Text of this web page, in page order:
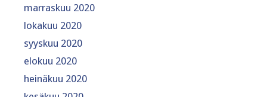
marraskuu 2020
lokakuu 2020
syyskuu 2020
elokuu 2020
heinäkuu 2020